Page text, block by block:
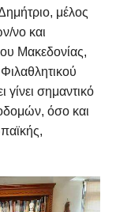
μέλος
νο και
Μακεδονίας,
σημαντικό
όσο και